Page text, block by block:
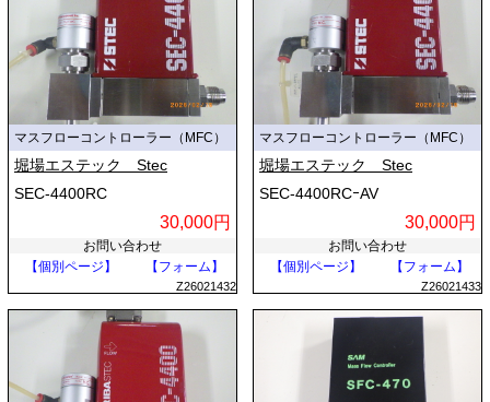
マスフローコントローラー（MFC）
堀場エステック Stec
SEC-4400RC
30,000円
お問い合わせ
【個別ページ】
【フォーム】
Z26021432
マスフローコントローラー（MFC）
堀場エステック Stec
SEC-4400RCｰAV
30,000円
お問い合わせ
【個別ページ】
【フォーム】
Z26021433